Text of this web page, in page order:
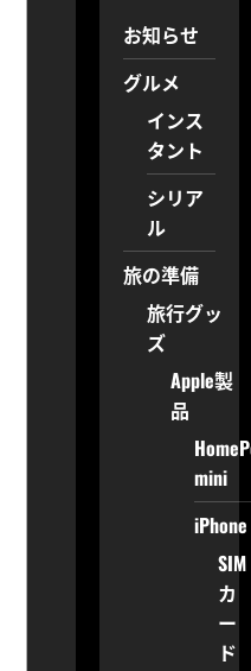
お知らせ
グルメ
インス
タント
シリア
ル
旅の準備
旅行グッ
ズ
Apple製
品
mini
iPhone
SIM
カ
ー
ド